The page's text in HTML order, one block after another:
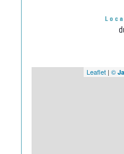
Leaflet | ©